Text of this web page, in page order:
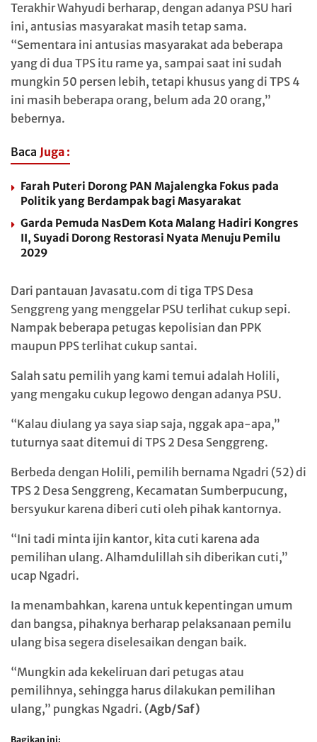
Terakhir Wahyudi berharap, dengan adanya PSU hari
ini, antusias masyarakat masih tetap sama.
“Sementara ini antusias masyarakat ada beberapa
yang di dua TPS itu rame ya, sampai saat ini sudah
mungkin 50 persen lebih, tetapi khusus yang di TPS 4
ini masih beberapa orang, belum ada 20 orang,”
bebernya.
Baca Juga :
Farah Puteri Dorong PAN Majalengka Fokus pada
Politik yang Berdampak bagi Masyarakat
Garda Pemuda NasDem Kota Malang Hadiri Kongres
II, Suyadi Dorong Restorasi Nyata Menuju Pemilu
2029
Dari pantauan Javasatu.com di tiga TPS Desa
Senggreng yang menggelar PSU terlihat cukup sepi.
Nampak beberapa petugas kepolisian dan PPK
maupun PPS terlihat cukup santai.
Salah satu pemilih yang kami temui adalah Holili,
yang mengaku cukup legowo dengan adanya PSU.
“Kalau diulang ya saya siap saja, nggak apa-apa,”
tuturnya saat ditemui di TPS 2 Desa Senggreng.
Berbeda dengan Holili, pemilih bernama Ngadri (52) di
TPS 2 Desa Senggreng, Kecamatan Sumberpucung,
bersyukur karena diberi cuti oleh pihak kantornya.
“Ini tadi minta ijin kantor, kita cuti karena ada
pemilihan ulang. Alhamdulillah sih diberikan cuti,”
ucap Ngadri.
Ia menambahkan, karena untuk kepentingan umum
dan bangsa, pihaknya berharap pelaksanaan pemilu
ulang bisa segera diselesaikan dengan baik.
“Mungkin ada kekeliruan dari petugas atau
pemilihnya, sehingga harus dilakukan pemilihan
ulang,” pungkas Ngadri. (Agb/Saf)
Bagikan ini: